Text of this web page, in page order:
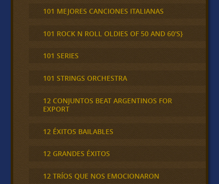
101 MEJORES CANCIONES ITALIANAS
101 ROCK N ROLL OLDIES OF 50 AND 60'S}
101 SERIES
101 STRINGS ORCHESTRA
12 CONJUNTOS BEAT ARGENTINOS FOR
EXPORT
12 ÉXITOS BAILABLES
12 GRANDES ÉXITOS
12 TRÍOS QUE NOS EMOCIONARON